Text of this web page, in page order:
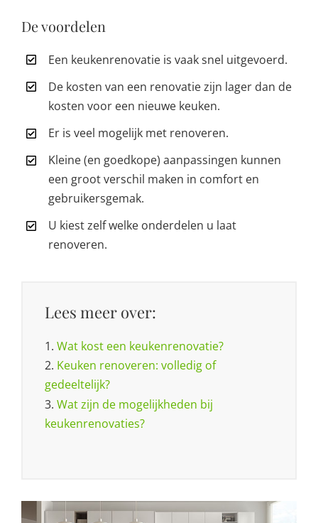
De voordelen
Een keukenrenovatie is vaak snel uitgevoerd.
De kosten van een renovatie zijn lager dan de
kosten voor een nieuwe keuken.
Er is veel mogelijk met renoveren.
Kleine (en goedkope) aanpassingen kunnen
een groot verschil maken in comfort en
gebruikersgemak.
U kiest zelf welke onderdelen u laat
renoveren.
Lees meer over:
1. Wat kost een keukenrenovatie?
2. Keuken renoveren: volledig of
gedeeltelijk?
3. Wat zijn de mogelijkheden bij
keukenrenovaties?